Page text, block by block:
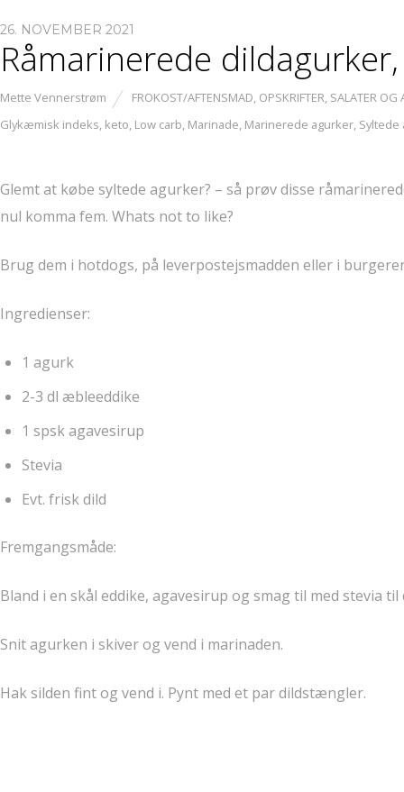
26. NOVEMBER 2021
Råmarinerede
Mette Vennerstrøm FROKOST/AFTENSMAD, OPSKRIFTER, SALATER OG
Glykæmisk indeks, keto, Low carb, Marinade, Marinerede agurker, Syltede
Glemt at købe syltede agurker? – så prøv disse
nul komma fem. Whats not to like?
Brug dem i hotdogs, på leverpostejsmadden eller i
Ingredienser:
1 agurk
2-3 dl æbleeddike
1 spsk agavesirup
Stevia
Evt. frisk dild
Fremgangsmåde:
Bland i en skål eddike, agavesirup og smag til med stevia
Snit agurken i skiver og vend i marinaden.
Hak silden fint og vend i. Pynt med et par dildstængler.